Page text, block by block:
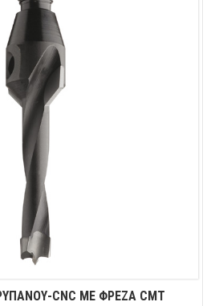
CNC ΜΕ ΦΡΕΖΑ CMT